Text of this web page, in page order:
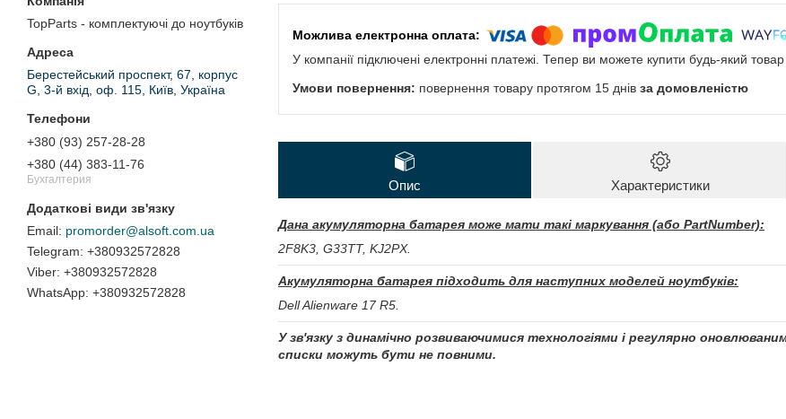
TopParts - комплектуючі до ноутбуків
Берестейський проспект, 67, корпус
G, 3-й вхід, оф. 115, Київ, Україна
+380 (93) 257-28-28
+380 (44) 383-11-76
Бухгалтерия
promorder@alsoft.com.ua
+380932572828
+380932572828
+380932572828
У компанії підключені електронні платежі. Тепер ви можете купити будь-який
повернення товару протягом 15 днів за домовленістю
Опис Характеристики
Дана акумуляторна батарея може мати такі маркування (або PartNumber):
2F8K3, G33TT, KJ2PX.
Акумуляторна батарея підходить для наступних моделей ноутбуків:
Dell Alienware 17 R5.
У зв'язку з динамічно розвиваючимися технологіями і регулярно
списки можуть бути не повними.